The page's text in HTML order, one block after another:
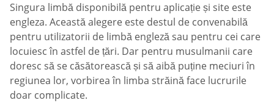
Singura limbă disponibilă pentru aplicație și site este
engleza. Această alegere este destul de convenabilă
pentru utilizatorii de limbă engleză sau pentru cei care
locuiesc în astfel de țări. Dar pentru musulmanii care
doresc să se căsătorească și să aibă puține meciuri în
regiunea lor, vorbirea în limba străină face lucrurile
doar complicate.